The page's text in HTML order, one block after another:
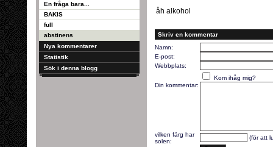
En fråga bara...
BAKIS
full
abstinens
Nya kommentarer
Statistik
Sök i denna blogg
åh alkohol
Skriv en kommentar
Namn:
E-post:
Webbplats:
Kom ihåg mig?
Din kommentar:
vilken färg har
solen:
(för att